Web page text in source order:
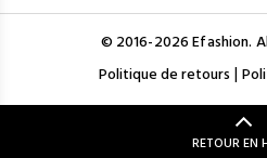
© 2016-2026 Efashion.
Politique de retours |
RETOUR EN